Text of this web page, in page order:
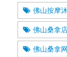
佛山按摩
佛山桑拿
佛山桑拿